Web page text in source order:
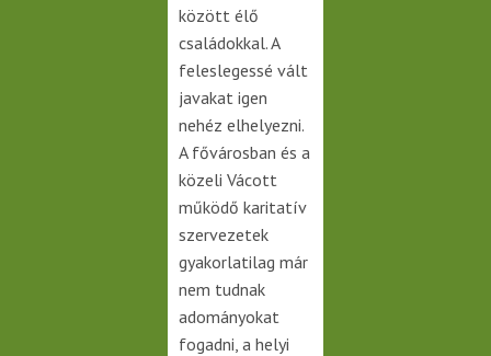
között élő
családokkal. A
feleslegessé vált
javakat igen
nehéz elhelyezni.
A fővárosban és a
közeli Vácott
működő karitatív
szervezetek
gyakorlatilag már
nem tudnak
adományokat
fogadni, a helyi